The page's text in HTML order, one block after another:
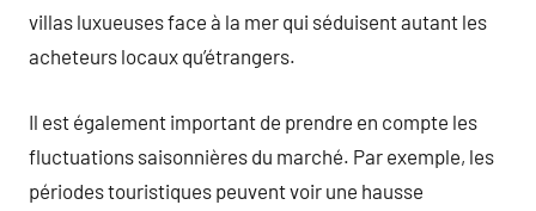
villas luxueuses face à la mer qui séduisent autant les
acheteurs locaux qu’étrangers.
Il est également important de prendre en compte les
fluctuations saisonnières du marché. Par exemple, les
périodes touristiques peuvent voir une hausse